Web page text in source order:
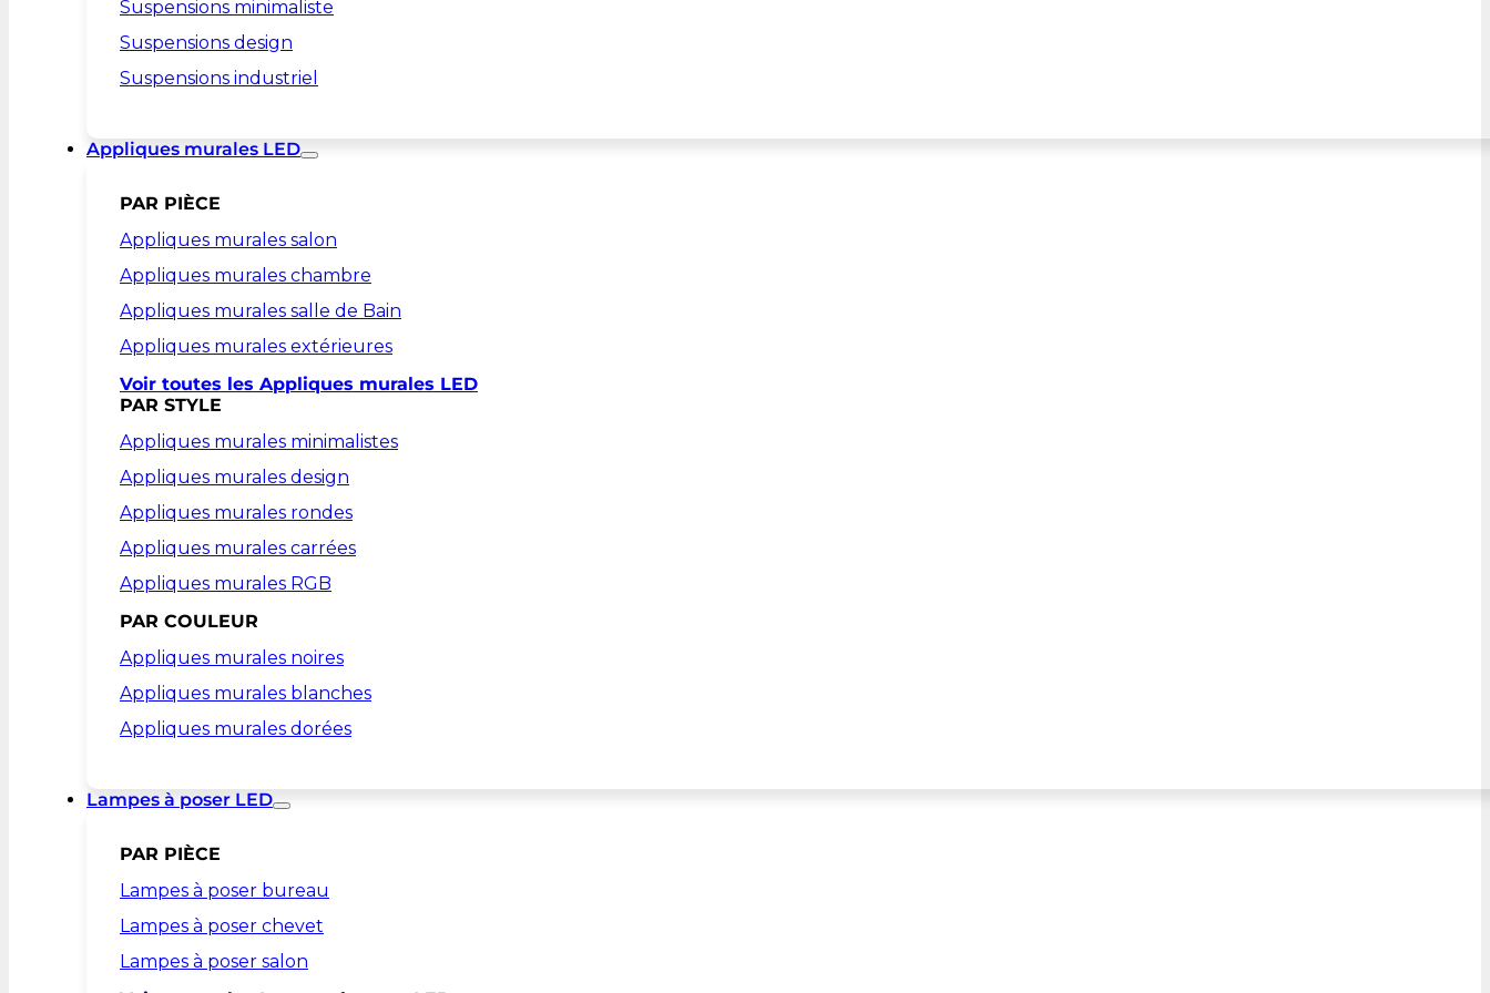
Suspensions minimaliste
Suspensions design
Suspensions industriel
Appliques murales LED
PAR PIÈCE
Appliques murales salon
Appliques murales chambre
Appliques murales salle de Bain
Appliques murales extérieures
Voir toutes les Appliques murales LED
PAR STYLE
Appliques murales minimalistes
Appliques murales design
Appliques murales rondes
Appliques murales carrées
Appliques murales RGB
PAR COULEUR
Appliques murales noires
Appliques murales blanches
Appliques murales dorées
Lampes à poser LED
PAR PIÈCE
Lampes à poser bureau
Lampes à poser chevet
Lampes à poser salon